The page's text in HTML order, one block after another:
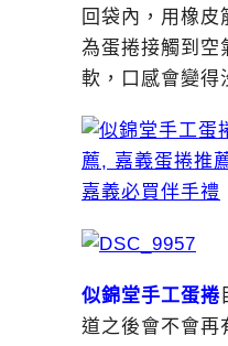
回袋內，用橡皮
為蛋捲接觸到空
軟，口感會變得
似錦堂手工蛋捲
道之後會不會再